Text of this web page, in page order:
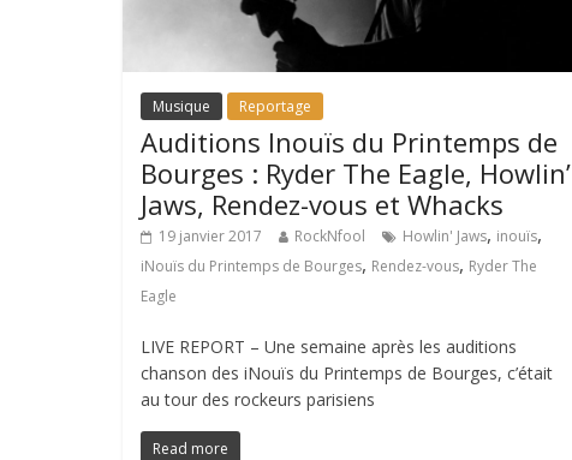
Musique Reportage
Auditions Inouïs du Printemps de
Bourges : Ryder The Eagle, Howlin’
Jaws, Rendez-vous et Whacks
19 janvier 2017 RockNfool Howlin' Jaws, inouïs,
iNouïs du Printemps de Bourges, Rendez-vous, Ryder The
Eagle
LIVE REPORT – Une semaine après les auditions
chanson des iNouïs du Printemps de Bourges, c’était
au tour des rockeurs parisiens
Read more